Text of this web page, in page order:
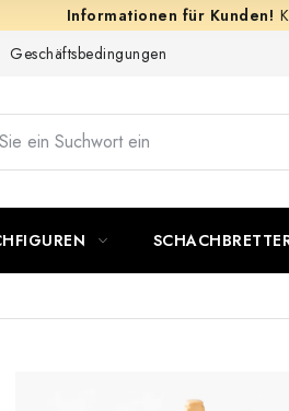
Geschäftsbedingungen